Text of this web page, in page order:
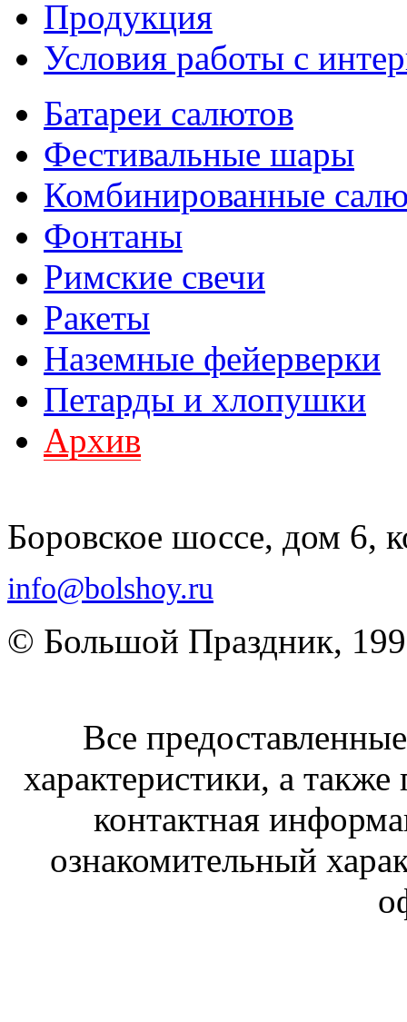
Продукция
Условия работы с
Батареи салютов
Фестивальные шары
Комбинированные
Фонтаны
Римские свечи
Ракеты
Наземные фейерверки
Петарды и хлопушки
Архив
Боровское шоссе, дом 6,
info@bolshoy.ru
© Большой Праздник,
Все
характеристики, а также
контактная
ознакомительный